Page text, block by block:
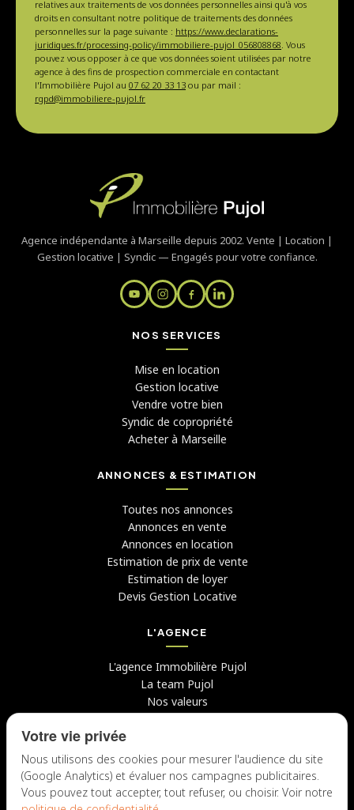
relatives aux traitements de vos données personnelles ainsi qu'à vos
droits en consultant notre politique de traitements des données
personnelles sur la page suivante : https://www.declarations-
juridiques.fr/processing-policy/immobiliere-pujol_056808868 . Vous
pouvez vous opposer à ce que vos données soient utilisées par notre
agence à des fins de prospection commerciale en contactant
l'Immobilière Pujol au 07 62 20 33 13 ou par mail :
rgpd@immobiliere-pujol.fr
Agence indépendante à Marseille depuis 2002. Vente | Location |
Gestion locative | Syndic — Engagés pour votre confiance.
NOS SERVICES
Mise en location
Gestion locative
Vendre votre bien
Syndic de copropriété
Acheter à Marseille
ANNONCES & ESTIMATION
Toutes nos annonces
Annonces en vente
Annonces en location
Estimation de prix de vente
Estimation de loyer
Devis Gestion Locative
L'AGENCE
L'agence Immobilière Pujol
La team Pujol
Nos valeurs
Candidater chez nous
NOUS CONTACTER
Votre vie privée
Nous utilisons des cookies pour mesurer l'audience du site
(Google Analytics) et évaluer nos campagnes publicitaires.
Vous pouvez tout accepter, tout refuser, ou choisir. Voir notre